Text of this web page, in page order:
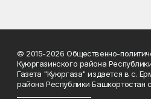
© 2015-2026 Общественно-
Куюргазинского района
Газета "Куюргаза" издается в с.
района Республики Башкортостан